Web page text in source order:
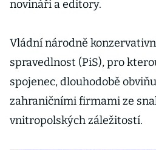
novináři a editory.
Vládní národně
spravedlnost (PiS), pro
spojenec, dlouhodobě
zahraničními firmami ze
vnitropolských záležitostí.